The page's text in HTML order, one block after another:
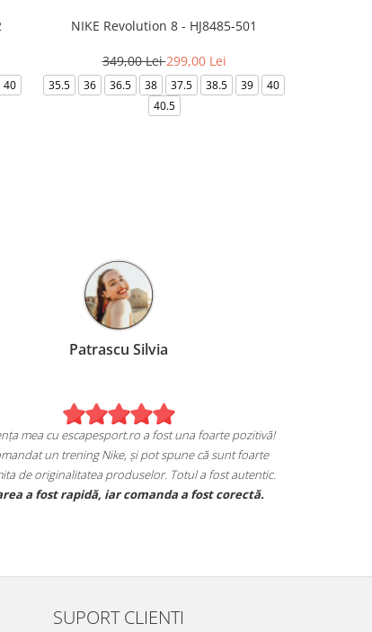
40
NIKE Revolution 8 - HJ8485-501
349,00 Lei299,00 Lei
35.5 36 36.5 38 37.5 38.5 39
40
40.5
Birzoi Miruna
de achiziția mea de pe
de sneakers Jordan și sunt extrem
in care mi se potrivesc.
specifice mărcii, iar calitatea
Experiența mea cu
Am comandat un trening
mulțumita de
Livrarea a fost
SUPORT CLIENTI